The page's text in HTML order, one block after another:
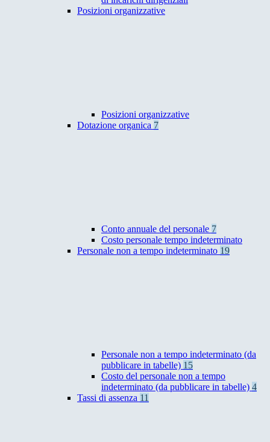
Posizioni organizzative
Posizioni organizzative
Dotazione organica 7
Conto annuale del personale 7
Costo personale tempo indeterminato
Personale non a tempo indeterminato 19
Personale non a tempo indeterminato (da
pubblicare in tabelle) 15
Costo del personale non a tempo
indeterminato (da pubblicare in tabelle) 4
Tassi di assenza 11